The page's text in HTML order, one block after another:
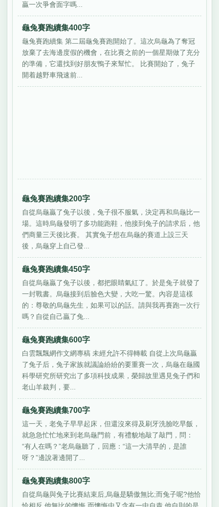
贏一次爭會面字嗎...
龜兔賽跑續集400字
龜兔賽跑續集 第二屆龜兔賽跑開始了。這次烏龜為了奪冠
放棄了去海邊度假的機會，在比賽之前的一個星期做了充分
的準備，它還找到好朋友鴨子來幫忙。 比賽開始了，兔子
開着越野車飛速前...
龜兔賽跑續集200字
自從烏龜贏了兔子以後，兔子很不服氣，決定再和烏龜比一
場。這時烏龜發明了多功能跑鞋，他接到兔子的請求后，他
們商量三天後比賽。 其實兔子想在烏龜的賽道上設三天
後，烏龜穿上自己發...
龜兔賽跑續集450字
自從烏龜贏了兔子以後，都把眼睛氣紅了。於是兔子就發了
一封戰書。烏龜接到后臉色大變，大吃一驚。內容是這樣
的：尊敬的烏龜先生，如果可以的話。請與我再賽跑一次行
嗎？自從自己贏了兔...
龜兔賽跑續集600字
白雲飄飄網作文網專稿 未經允許不得轉載 自從上次烏龜贏
了兔子后，兔子家族就議論紛紛的要重賽一次，烏龜在龜國
科學研究所研究出了多項科技成果，榮歸故里遇見兔子們和
老山羊裁判，要...
龜兔賽跑續集700字
這一天，老兔子早早起床，但還沒來得及刷牙洗臉吃早飯，
就急急忙忙地來到老烏龜門前，有禮貌地敲了敲門，問：
“有人在嗎？”老烏龜聽了，回應：“這一大清早的，是誰
呀？”邊說著邊開了...
龜兔賽跑續集800字
自從烏龜與兔子比賽結束后,烏龜是驕傲無比;而兔子呢?他恰
恰相反,他無比的懊悔,而懊悔中又含有一中自責,他自則的是